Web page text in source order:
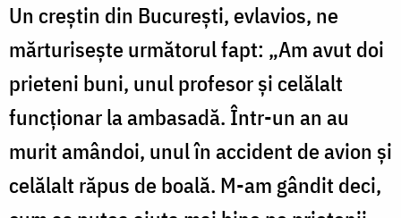
Un creștin din București, evlavios, ne
mărturisește următorul fapt: „Am avut doi
prieteni buni, unul profesor și celălalt
funcționar la ambasadă. Într-un an au
murit amândoi, unul în accident de avion și
celălalt răpus de boală. M-am gândit deci,